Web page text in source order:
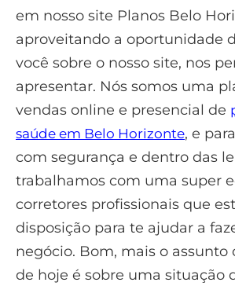
em nosso site Planos Belo
aproveitando a oportunidade
você sobre o nosso site, nos
apresentar. Nós somos uma
vendas online e presencial de
saúde em Belo Horizonte, e
com segurança e dentro das
trabalhamos com uma super
corretores profissionais que
disposição para te ajudar a
negócio. Bom, mais o assunto
de hoje é sobre uma situação